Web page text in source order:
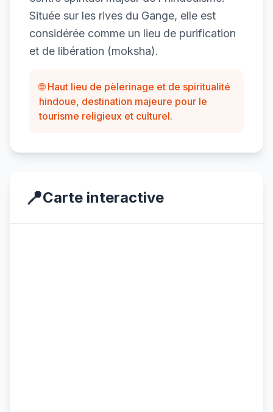
Située sur les rives du Gange, elle est
considérée comme un lieu de purification
et de libération (moksha).
🌐 Haut lieu de pèlerinage et de spiritualité
hindoue, destination majeure pour le
tourisme religieux et culturel.
📍Carte interactive